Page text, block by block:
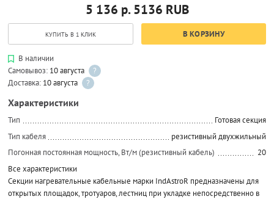
5 136 р. 5136 RUB
КУПИТЬ В 1 КЛИК В КОРЗИНУ
В наличии
Самовывоз: 10 августа
?
Доставка: 10 августа ?
Характеристики
Тип
Готовая секция
Тип кабеля
резистивный двухжильный
Погонная постоянная мощность, Вт/м (резистивный кабель)
20
Все характеристики
Секции нагревательные кабельные марки IndAstroR предназначены для
открытых площадок, тротуаров, лестниц при укладке непосредственно в